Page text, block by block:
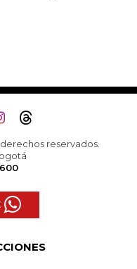
reservados.